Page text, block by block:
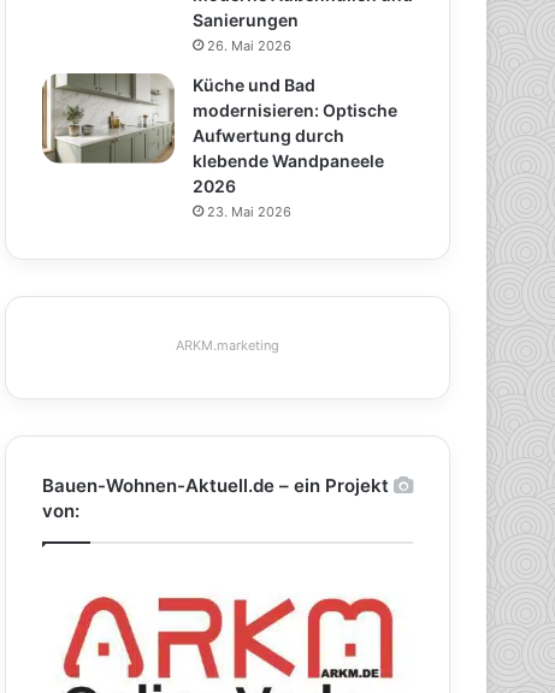
Sanierungen
26. Mai 2026
Küche und Bad
modernisieren: Optische
Aufwertung durch
klebende Wandpaneele
2026
23. Mai 2026
ARKM.marketing
Bauen-Wohnen-Aktuell.de – ein Projekt
von: